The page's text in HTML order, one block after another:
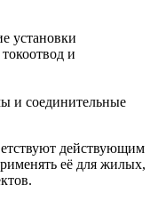
установки
токоотвод и
и соединительные
действующим
её для жилых,